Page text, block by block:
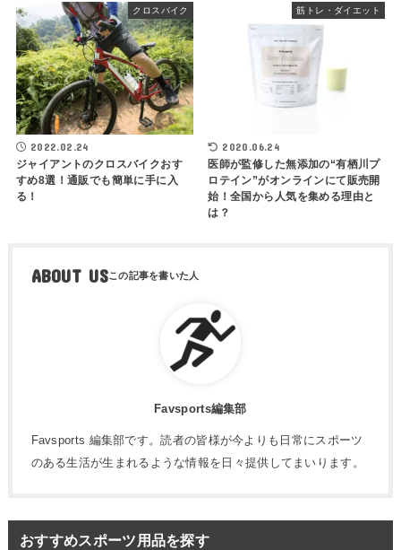
クロスバイク
2022.02.24
ジャイアントのクロスバイクおす
すめ8選！通販でも簡単に手に入
る！
筋トレ・ダイエット
2020.06.24
医師が監修した無添加の“有栖川プ
ロテイン”がオンラインにて販売開
始！全国から人気を集める理由と
は？
ABOUT US
Favsports編集部
Favsports 編集部です。読者の皆様が今よりも日常にスポーツ
のある生活が生まれるような情報を日々提供してまいります。
おすすめスポーツ用品を探す